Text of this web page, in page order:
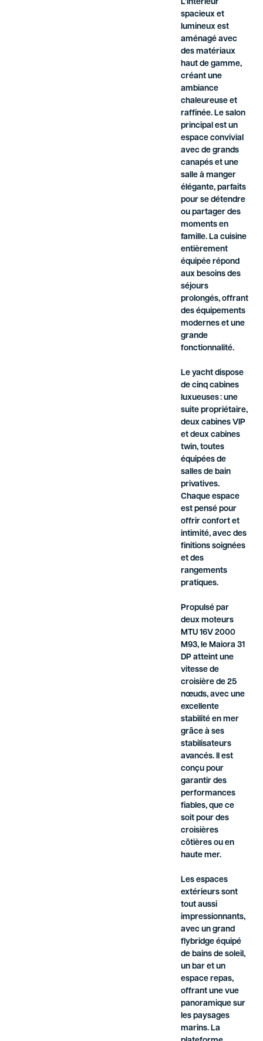
L’intérieur
spacieux et
lumineux est
aménagé avec
des matériaux
haut de gamme,
créant une
ambiance
chaleureuse et
raffinée. Le salon
principal est un
espace convivial
avec de grands
canapés et une
salle à manger
élégante, parfaits
pour se détendre
ou partager des
moments en
famille. La cuisine
entièrement
équipée répond
aux besoins des
séjours
prolongés, offrant
des équipements
modernes et une
grande
fonctionnalité.
Le yacht dispose
de cinq cabines
luxueuses : une
suite propriétaire,
deux cabines VIP
et deux cabines
twin, toutes
équipées de
salles de bain
privatives.
Chaque espace
est pensé pour
offrir confort et
intimité, avec des
finitions soignées
et des
rangements
pratiques.
Propulsé par
deux moteurs
MTU 16V 2000
M93, le Maiora 31
DP atteint une
vitesse de
croisière de 25
nœuds, avec une
excellente
stabilité en mer
grâce à ses
stabilisateurs
avancés. Il est
conçu pour
garantir des
performances
fiables, que ce
soit pour des
croisières
côtières ou en
haute mer.
Les espaces
extérieurs sont
tout aussi
impressionnants,
avec un grand
flybridge équipé
de bains de soleil,
un bar et un
espace repas,
offrant une vue
panoramique sur
les paysages
marins. La